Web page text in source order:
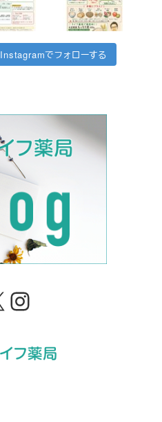
Instagramでフォローする
Instagram